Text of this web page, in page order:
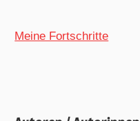
Meine Fortschritte